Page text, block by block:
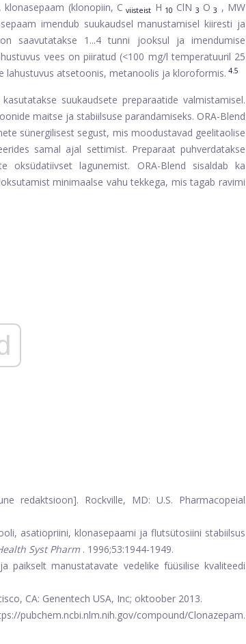
(klonopiin, C viisteist H 10 ClN 3 O 3 , MW
imendub suukaudsel manustamisel kiiresti ja
saavutatakse 1...4 tunni jooksul ja imendumise
vees on piiratud (<100 mg/l temperatuuril 25
lahustuvus atsetoonis, metanoolis ja kloroformis. 4.5
suukaudsete preparaatide valmistamisel.
maitse ja stabiilsuse parandamiseks. ORA-Blend
sünergilisest segust, mis moodustavad geelitaolise
samal ajal settimist. Preparaat puhverdatakse
oksüdatiivset lagunemist. ORA-Blend sisaldab ka
minimaalse vahu tekkega, mis tagab ravimi
redaktsioon]. Rockville, MD: U.S. Pharmacopeial
asatiopriini, klonasepaami ja flutsütosiini stabiilsus
Syst Pharm . 1996;53:1944-1949.
paikselt manustatavate vedelike füüsilise kvaliteedi
CA: Genentech USA, Inc; oktoober 2013.
compound/Clonazepam.